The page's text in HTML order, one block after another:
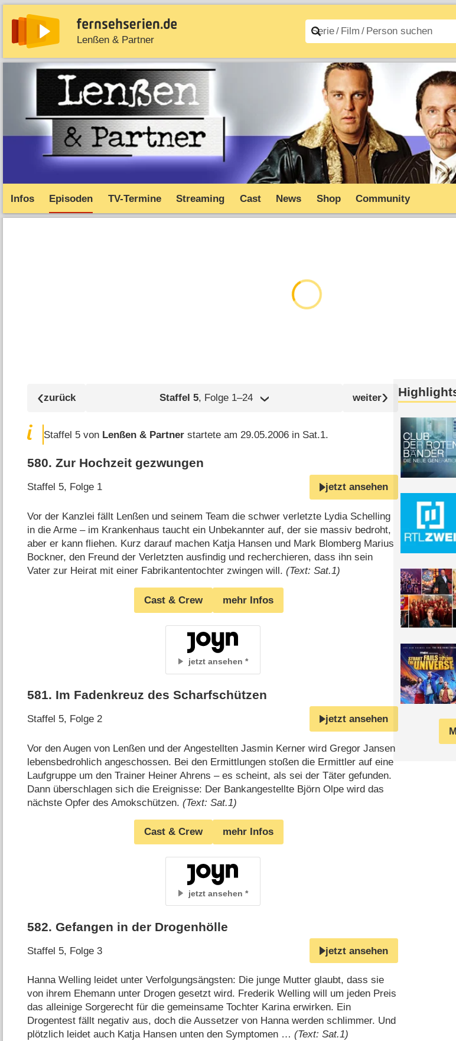
Lenßen & Partner
News Entdecken Streaming Filme A–Z
Infos Episoden TV-Termine Streaming Cast News Shop Community
Staffel 5, Folge 1⁠–⁠24
Staffel 5 von Lenßen & Partnerstartete am 29.05.2006 in Sat.1.
580.Zur Hochzeit gezwungen
Staffel 5, Folge 1 jetzt ansehen
Vor der Kanzlei fällt Lenßen und seinem Team die schwer verletzte Lydia Schelling
in die Arme – im Krankenhaus taucht ein Unbekannter auf, der sie massiv bedroht,
aber er kann fliehen. Kurz darauf machen Katja Hansen und Mark Blomberg Marius
Bockner, den Freund der Verletzten ausfindig und recherchieren, dass ihn sein
Vater zur Heirat mit einer Fabrikantentochter zwingen will.(Text: Sat.1)
Cast & Crew mehr Infos
jetzt ansehen
581. Im Fadenkreuz des Scharfschützen
Staffel 5, Folge 2 jetzt ansehen
Vor den Augen von Lenßen und der Angestellten Jasmin Kerner wird Gregor Jansen
lebensbedrohlich angeschossen. Bei den Ermittlungen stoßen die Ermittler auf eine
Laufgruppe um den Trainer Heiner Ahrens – es scheint, als sei der Täter gefunden.
Dann überschlagen sich die Ereignisse: Der Bankangestellte Björn Olpe wird das
nächste Opfer des Amokschützen.(Text: Sat.1)
Cast & Crew mehr Infos
jetzt ansehen
582. Gefangen in der Drogenhölle
Staffel 5, Folge 3 jetzt ansehen
Hanna Welling leidet unter Verfolgungsängsten: Die junge Mutter glaubt, dass sie
von ihrem Ehemann unter Drogen gesetzt wird. Frederik Welling will um jeden Preis
das alleinige Sorgerecht für die gemeinsame Tochter Karina erwirken. Ein
Drogentest fällt negativ aus, doch die Aussetzer von Hanna werden schlimmer. Und
plötzlich leidet auch Katja Hansen unten den Symptomen …(Text: Sat.1)